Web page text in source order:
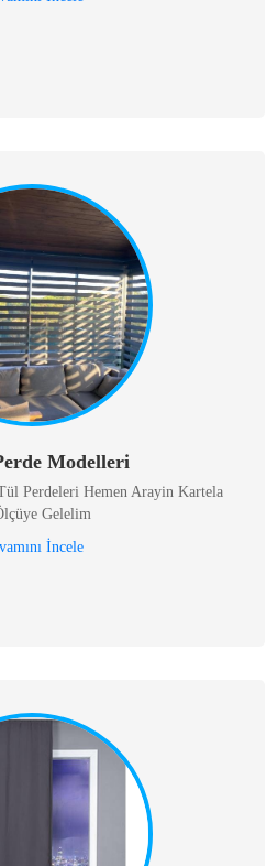
Modelleri
Perdeleri Hemen Arayin Kartela
Gelelim
İncele